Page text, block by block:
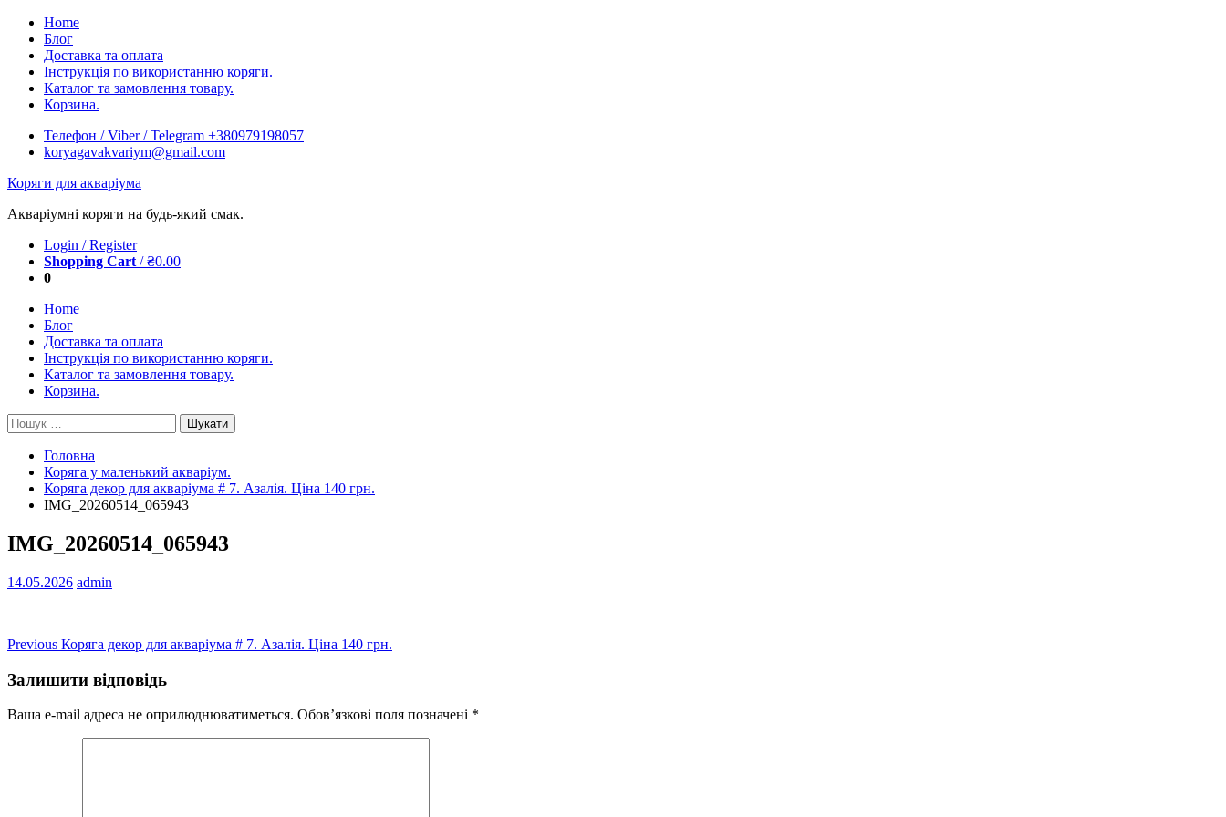
Skip
content
Home
Блог
Доставка та оплата
Інструкція по використанню коряги.
Каталог та замовлення товару.
Корзина.
Телефон / Viber / Telegram +380979198057
koryagavakvariym@gmail.com
Коряги для акваріума
Акваріумні коряги на будь-який смак.
Login / Register
Shopping Cart /₴0.00
0
Home
Блог
Доставка та оплата
Інструкція по використанню коряги.
Каталог та замовлення товару.
Корзина.
Пошук:
Головна
Коряга у маленький акваріум.
Коряга декор для акваріума # 7. Азалія. Ціна 140 грн.
IMG_20260514_065943
IMG_20260514_065943
14.05.2026 admin
Навігація
записів
Previous Previous
Коряга декор для акваріума # 7. Азалія. Ціна 140 грн.
Залишити відповідь
Ваша e-mail адреса не оприлюднюватиметься. Обов’язкові поля позначені *